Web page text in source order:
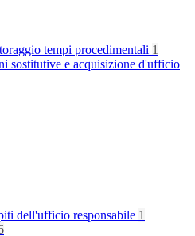
tempi procedimentali 1
sostitutive e acquisizione d'ufficio
dell'ufficio responsabile 1